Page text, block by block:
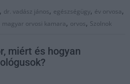
, dr. vadász jános, egészségügy, év orvosa,
magyar orvosi kamara, orvos, Szolnok
miért és hogyan